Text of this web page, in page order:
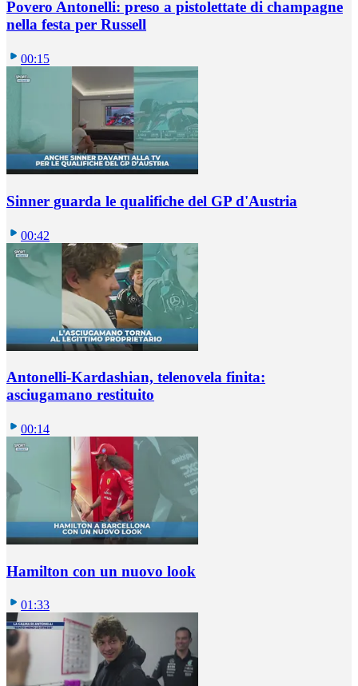
Povero Antonelli: preso a pistolettate di champagne
nella festa per Russell
00:15
Sinner guarda le qualifiche del GP d'Austria
00:42
Antonelli-Kardashian, telenovela finita:
asciugamano restituito
00:14
Hamilton con un nuovo look
01:33